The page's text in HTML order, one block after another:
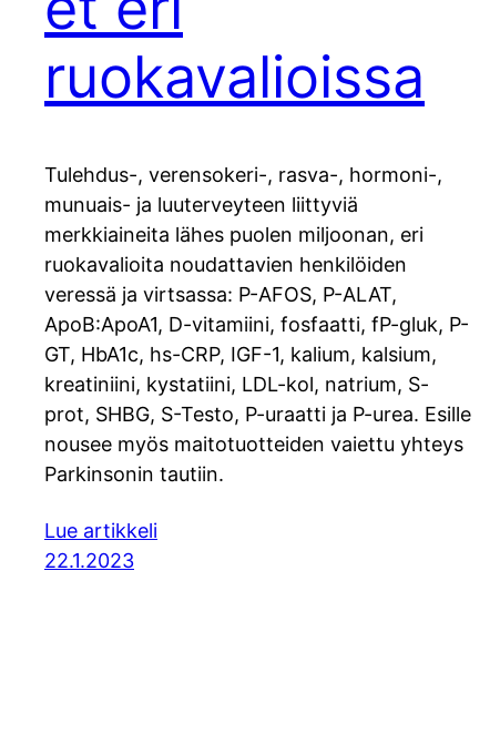
ruokavalioissa
Tulehdus-, verensokeri-, rasva-, hormoni-,
munuais- ja luuterveyteen liittyviä
merkkiaineita lähes puolen miljoonan, eri
ruokavalioita noudattavien henkilöiden
veressä ja virtsassa: P-AFOS, P-ALAT,
ApoB:ApoA1, D-vitamiini, fosfaatti, fP-gluk, P-
GT, HbA1c, hs-CRP, IGF-1, kalium, kalsium,
kreatiniini, kystatiini, LDL-kol, natrium, S-
prot, SHBG, S-Testo, P-uraatti ja P-urea. Esille
nousee myös maitotuotteiden vaiettu yhteys
Parkinsonin tautiin.
Lue artikkeli
22.1.2023